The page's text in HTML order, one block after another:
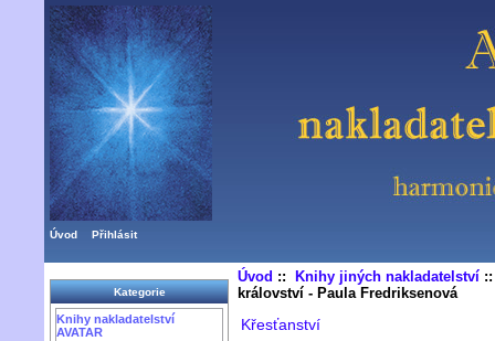
Úvod Přihlásit
Kategorie
Knihy nakladatelství
AVATAR
Úvod :: Knihy jiných nakladatelství
království - Paula Fredriksenová
Křesťanství